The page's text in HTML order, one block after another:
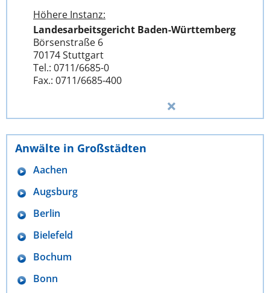
Höhere Instanz:
Landesarbeitsgericht Baden-Württemberg
Börsenstraße 6
70174 Stuttgart
Tel.: 0711/6685-0
Fax.: 0711/6685-400
Anwälte in Großstädten
Aachen
Augsburg
Berlin
Bielefeld
Bochum
Bonn